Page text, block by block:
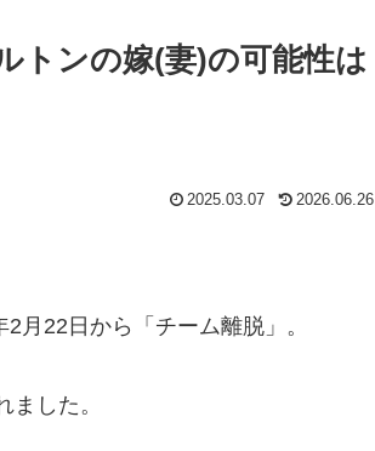
トンの嫁(妻)の可能性は
2025.03.07 2026.06.26
月22日から「チーム離脱」。
した。